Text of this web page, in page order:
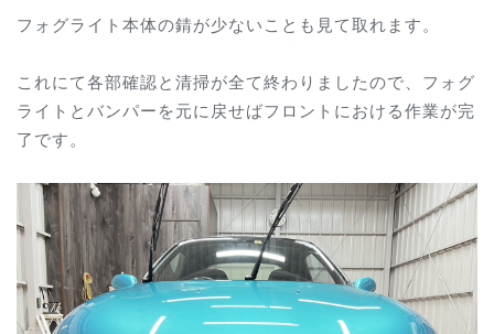
フォグライト本体の錆が少ないことも見て取れます。
これにて各部確認と清掃が全て終わりましたので、フォグ
ライトとバンパーを元に戻せばフロントにおける作業が完
了です。